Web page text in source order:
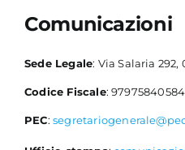
Comunicazioni
Sede Legale: Via Salaria 292,
Codice Fiscale: 97975840584
PEC: